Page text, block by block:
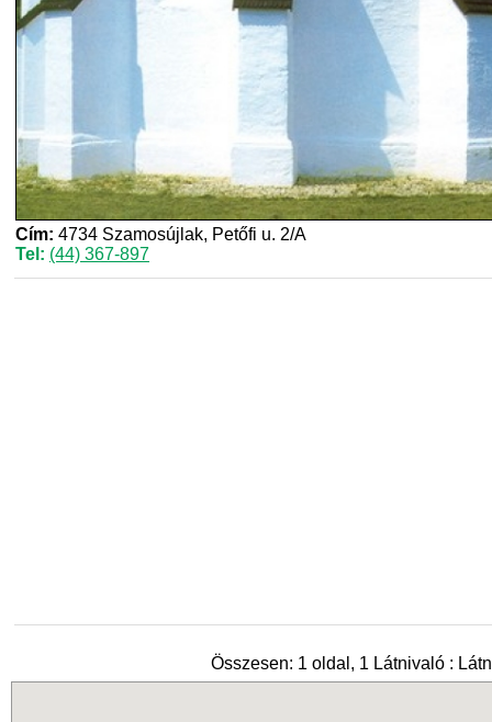
Cím: 4734 Szamosújlak, Petőfi u. 2/A
Tel: (44) 367-897
Összesen: 1 oldal, 1 Látnivaló :